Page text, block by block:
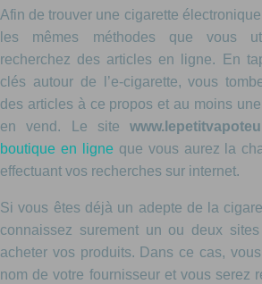
Afin de trouver une cigarette
les mêmes méthodes que vous
recherchez des articles en ligne. En
clés autour de l’e-cigarette, vous
des articles à ce propos et au moins
en vend. Le site
boutique en ligneque vous aurez la
effectuant vos recherches sur internet.
Si vous êtes déjà un adepte de la
connaissez surement un ou deux
acheter vos produits. Dans ce cas, vous
nom de votre fournisseur et vous serez